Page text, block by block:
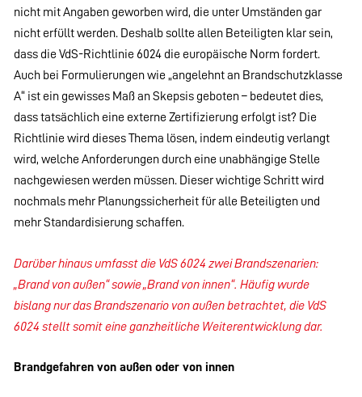
nicht mit Angaben geworben wird, die unter Umständen gar
nicht erfüllt werden. Deshalb sollte allen Beteiligten klar sein,
dass die VdS-Richtlinie 6024 die europäische Norm fordert.
Auch bei Formulierungen wie „angelehnt an Brandschutzklasse
A“ ist ein gewisses Maß an Skepsis geboten – bedeutet dies,
dass tatsächlich eine externe Zertifizierung erfolgt ist? Die
Richtlinie wird dieses Thema lösen, indem eindeutig verlangt
wird, welche Anforderungen durch eine unabhängige Stelle
nachgewiesen werden müssen. Dieser wichtige Schritt wird
nochmals mehr Planungssicherheit für alle Beteiligten und
mehr Standardisierung schaffen.
Darüber hinaus umfasst die VdS 6024 zwei Brandszenarien:
„Brand von außen“ sowie „Brand von innen“. Häufig wurde
bislang nur das Brandszenario von außen betrachtet, die VdS
6024 stellt somit eine ganzheitliche Weiterentwicklung dar.
Brandgefahren von außen oder von innen